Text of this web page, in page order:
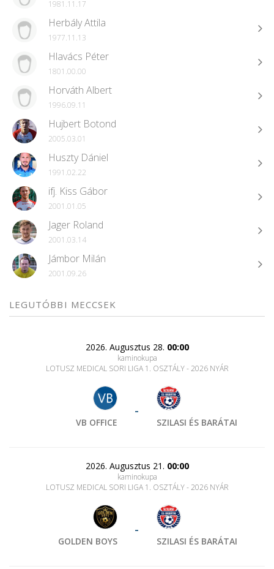
1981.11.17
Herbály Attila
1977.11.13
Hlavács Péter
1801.00.00
Horváth Albert
1996.09.11
Hujbert Botond
2005.03.01
Huszty Dániel
1991.02.22
ifj. Kiss Gábor
2001.01.05
Jager Roland
2001.03.14
Jámbor Milán
2001.09.26
LEGUTÓBBI MECCSEK
2026. Augusztus 28. 00:00
kaminokupa
LOTUSZ MEDICAL SORI LIGA 1. OSZTÁLY - 2026 NYÁR
VB OFFICE
-
SZILASI ÉS BARÁTAI
2026. Augusztus 21. 00:00
kaminokupa
LOTUSZ MEDICAL SORI LIGA 1. OSZTÁLY - 2026 NYÁR
GOLDEN BOYS
-
SZILASI ÉS BARÁTAI